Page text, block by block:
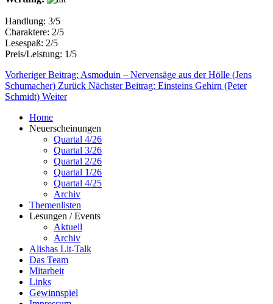
Handlung: 3/5
Charaktere: 2/5
Lesespaß: 2/5
Preis/Leistung: 1/5
Vorheriger Beitrag: Asmoduin – Nervensäge aus der Hölle (Jens
Schumacher) Zurück Nächster Beitrag: Einsteins Gehirn (Peter
Schmidt) Weiter
Home
Neuerscheinungen
Quartal 4/26
Quartal 3/26
Quartal 2/26
Quartal 1/26
Quartal 4/25
Archiv
Themenlisten
Lesungen / Events
Aktuell
Archiv
Alishas Lit-Talk
Das Team
Mitarbeit
Links
Gewinnspiel